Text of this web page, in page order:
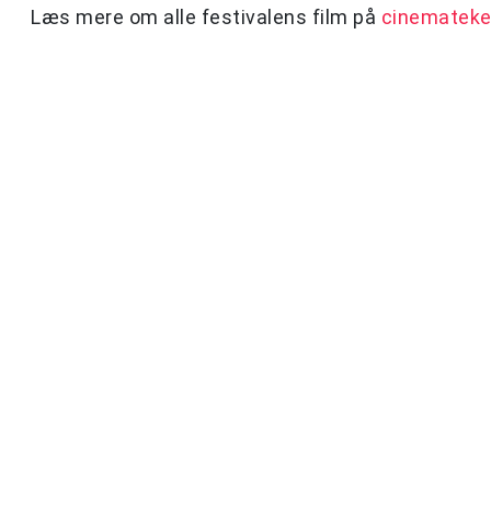
Læs mere om alle festivalens film på